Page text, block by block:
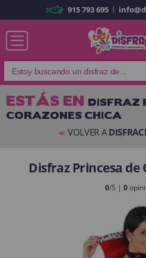
Ya soy
Recordarme ¿Olvidó su contraseña?
Es mi
Soy
compras rápidamente en nuestra
pedidos y consultar tus
915 793 695 |
ESTÁS EN DISFRAZ
CORAZONES CHICA
<< VOLVER A
Disfraz Princesa de
0/5 |0